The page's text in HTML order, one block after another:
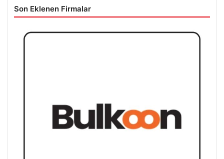
Son Eklenen Firmalar